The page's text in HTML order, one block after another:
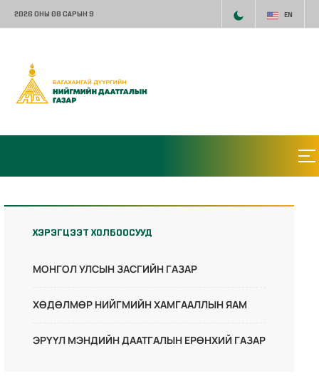
2026 ОНЫ 08 САРЫН 9 EN
ХЭРЭГЦЭЭТ ХОЛБООСУУД
МОНГОЛ УЛСЫН ЗАСГИЙН ГАЗАР
ХӨДӨЛМӨР НИЙГМИЙН ХАМГААЛЛЫН ЯАМ
ЭРҮҮЛ МЭНДИЙН ДААТГАЛЫН ЕРӨНХИЙ ГАЗАР